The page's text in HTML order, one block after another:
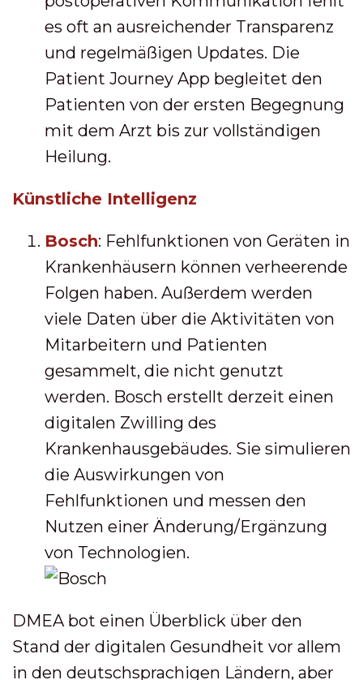
es oft an ausreichender Transparenz
und regelmäßigen Updates. Die
Patient Journey App begleitet den
Patienten von der ersten Begegnung
mit dem Arzt bis zur vollständigen
Heilung.
Künstliche Intelligenz
Bosch: Fehlfunktionen von Geräten in
Krankenhäusern können verheerende
Folgen haben. Außerdem werden
viele Daten über die Aktivitäten von
Mitarbeitern und Patienten
gesammelt, die nicht genutzt
werden. Bosch erstellt derzeit einen
digitalen Zwilling des
Krankenhausgebäudes. Sie simulieren
die Auswirkungen von
Fehlfunktionen und messen den
Nutzen einer Änderung/Ergänzung
von Technologien.
DMEA bot einen Überblick über den
Stand der digitalen Gesundheit vor allem
in den deutschsprachigen Ländern, aber